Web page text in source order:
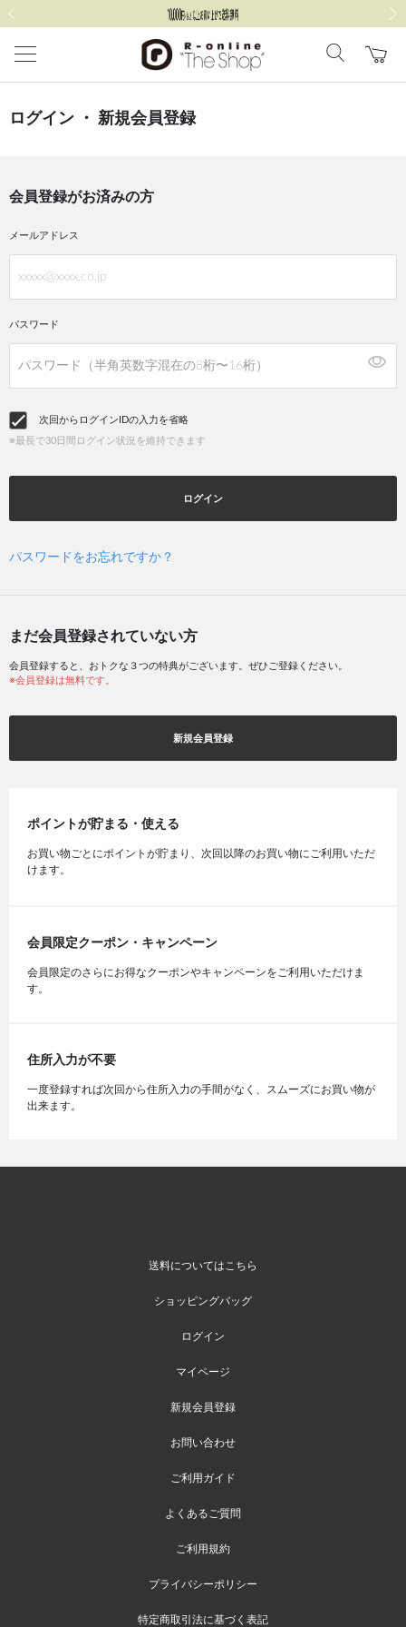
ログイン ・ 新規会員登録
会員登録がお済みの方
メールアドレス
パスワード
次回からログインIDの入力を省略
※最長で30日間ログイン状況を維持できます
ログイン
パスワードをお忘れですか？
まだ会員登録されていない方
会員登録すると、おトクな３つの特典がございます。ぜひご登録ください。
※会員登録は無料です。
新規会員登録
ポイントが貯まる・使える
お買い物ごとにポイントが貯まり、次回以降のお買い物にご利用いただ
けます。
会員限定クーポン・キャンペーン
会員限定のさらにお得なクーポンやキャンペーンをご利用いただけま
す。
住所入力が不要
一度登録すれば次回から住所入力の手間がなく、スムーズにお買い物が
出来ます。
送料についてはこちら
ショッピングバッグ
ログイン
マイページ
新規会員登録
お問い合わせ
ご利用ガイド
よくあるご質問
ご利用規約
プライバシーポリシー
特定商取引法に基づく表記